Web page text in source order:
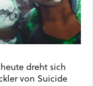
dreht sich
von Suicide